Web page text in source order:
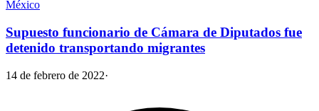
México
Supuesto funcionario de Cámara de Diputados fue
detenido transportando migrantes
14 de febrero de 2022·